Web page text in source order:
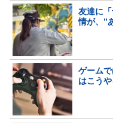
友達に
情が、”
ゲーム
はこうや